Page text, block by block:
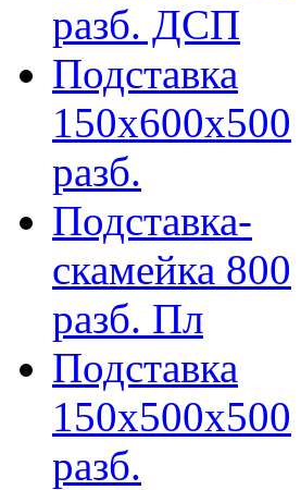
разб. ДСП
Подставка
150х600х500
разб.
Подставка-
скамейка 800
разб. Пл
Подставка
150х500х500
разб.